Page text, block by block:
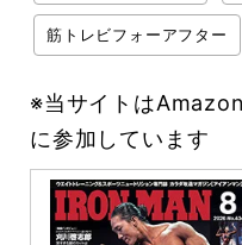
筋トレビフォーアフター
※当サイトは
に参加しています